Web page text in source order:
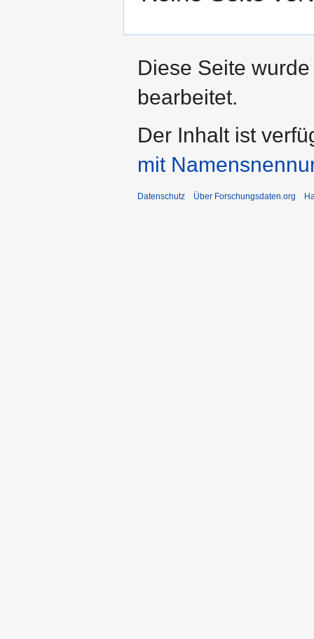
Diese Seite
bearbeitet.
Der Inhalt ist
mit
Datenschutz Über Forschungsdaten.org